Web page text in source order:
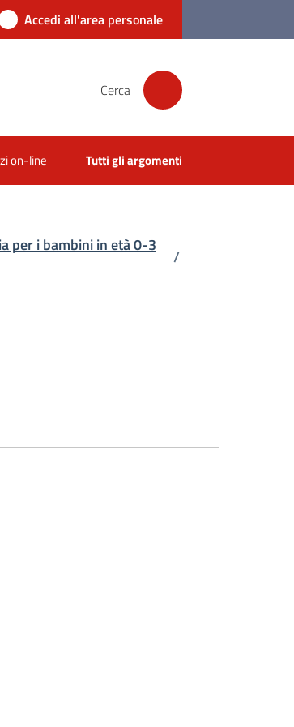
Accedi all'area personale
Cerca
on-line Tutti gli argomenti
per i bambini in età 0-3
/